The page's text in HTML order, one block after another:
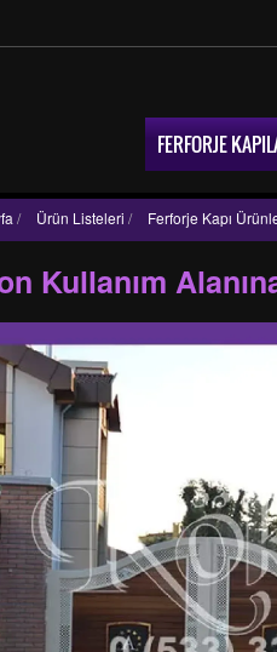
FERFORJE
/ Ürün Listeleri / Ferforje Kapı
Kullanım